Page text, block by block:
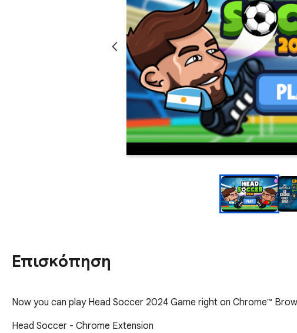
Επισκόπηση
Now you can play Head Soccer 2024 Game right on Chrome™
Head Soccer - Chrome Extension